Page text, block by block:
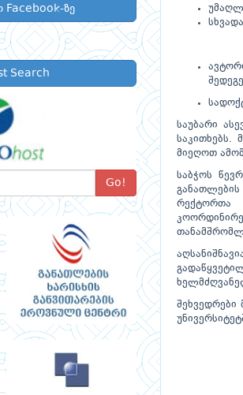
Facebook-ზე
Search
Go!
საუბარი
საკითხებს.
მიეღოთ
საბჭოს
რექტორთა